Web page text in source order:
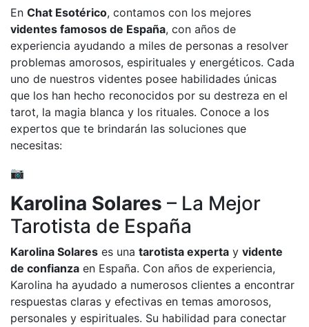
En Chat Esotérico, contamos con los mejores
videntes famosos de España, con años de
experiencia ayudando a miles de personas a resolver
problemas amorosos, espirituales y energéticos. Cada
uno de nuestros videntes posee habilidades únicas
que los han hecho reconocidos por su destreza en el
tarot, la magia blanca y los rituales. Conoce a los
expertos que te brindarán las soluciones que
necesitas:
📷
Karolina Solares – La Mejor
Tarotista de España
Karolina Solares es una tarotista experta y vidente
de confianza en España. Con años de experiencia,
Karolina ha ayudado a numerosos clientes a encontrar
respuestas claras y efectivas en temas amorosos,
personales y espirituales. Su habilidad para conectar